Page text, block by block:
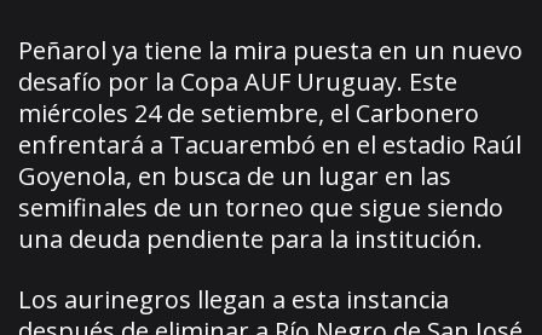
Peñarol ya tiene la mira puesta en un nuevo
desafío por la Copa AUF Uruguay. Este
miércoles 24 de setiembre, el Carbonero
enfrentará a Tacuarembó en el estadio Raúl
Goyenola, en busca de un lugar en las
semifinales de un torneo que sigue siendo
una deuda pendiente para la institución.
Los aurinegros llegan a esta instancia